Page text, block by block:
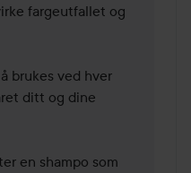
fargeutfallet og
brukes ved hver
ditt og dine
en shampo som